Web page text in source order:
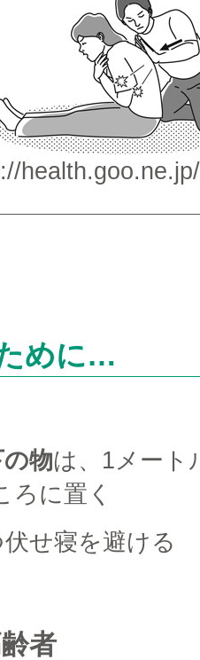
めに…
物は、1メート
ろに置く
せ寝を避ける
者